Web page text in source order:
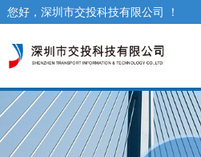
您好，深圳市交投科技有限公司 ！